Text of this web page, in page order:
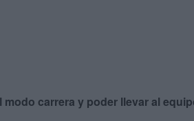
carrera y poder llevar al